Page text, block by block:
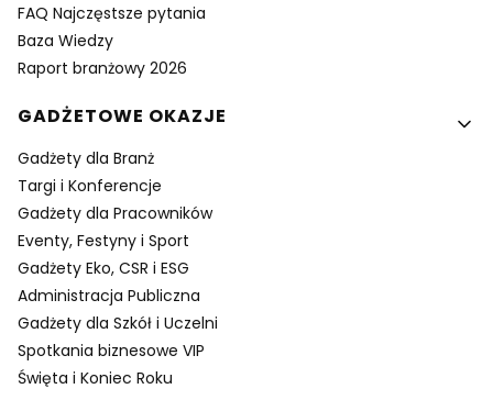
FAQ Najczęstsze pytania
Baza Wiedzy
Raport branżowy 2026
GADŻETOWE OKAZJE
Gadżety dla Branż
Targi i Konferencje
Gadżety dla Pracowników
Eventy, Festyny i Sport
Gadżety Eko, CSR i ESG
Administracja Publiczna
Gadżety dla Szkół i Uczelni
Spotkania biznesowe VIP
Święta i Koniec Roku